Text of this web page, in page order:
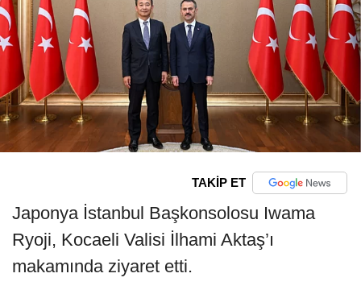
TAKİP ET
Japonya İstanbul Başkonsolosu Iwama
Ryoji, Kocaeli Valisi İlhami Aktaş’ı
makamında ziyaret etti.